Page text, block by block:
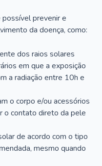
possível prevenir e
da doença, como:
dos raios solares
em que a exposição
a radiação entre 10h e
o corpo e/ou acessórios
o contato direto da pele
de acordo com o tipo
mesmo quando